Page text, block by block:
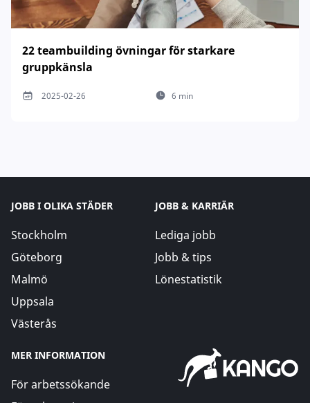
22 teambuilding övningar för starkare
gruppkänsla
2025-02-26 6 min
JOBB I OLIKA STÄDER
Stockholm
Göteborg
Malmö
Uppsala
Västerås
JOBB & KARRIÄR
Lediga jobb
Jobb & tips
Lönestatistik
MER INFORMATION
För arbetssökande